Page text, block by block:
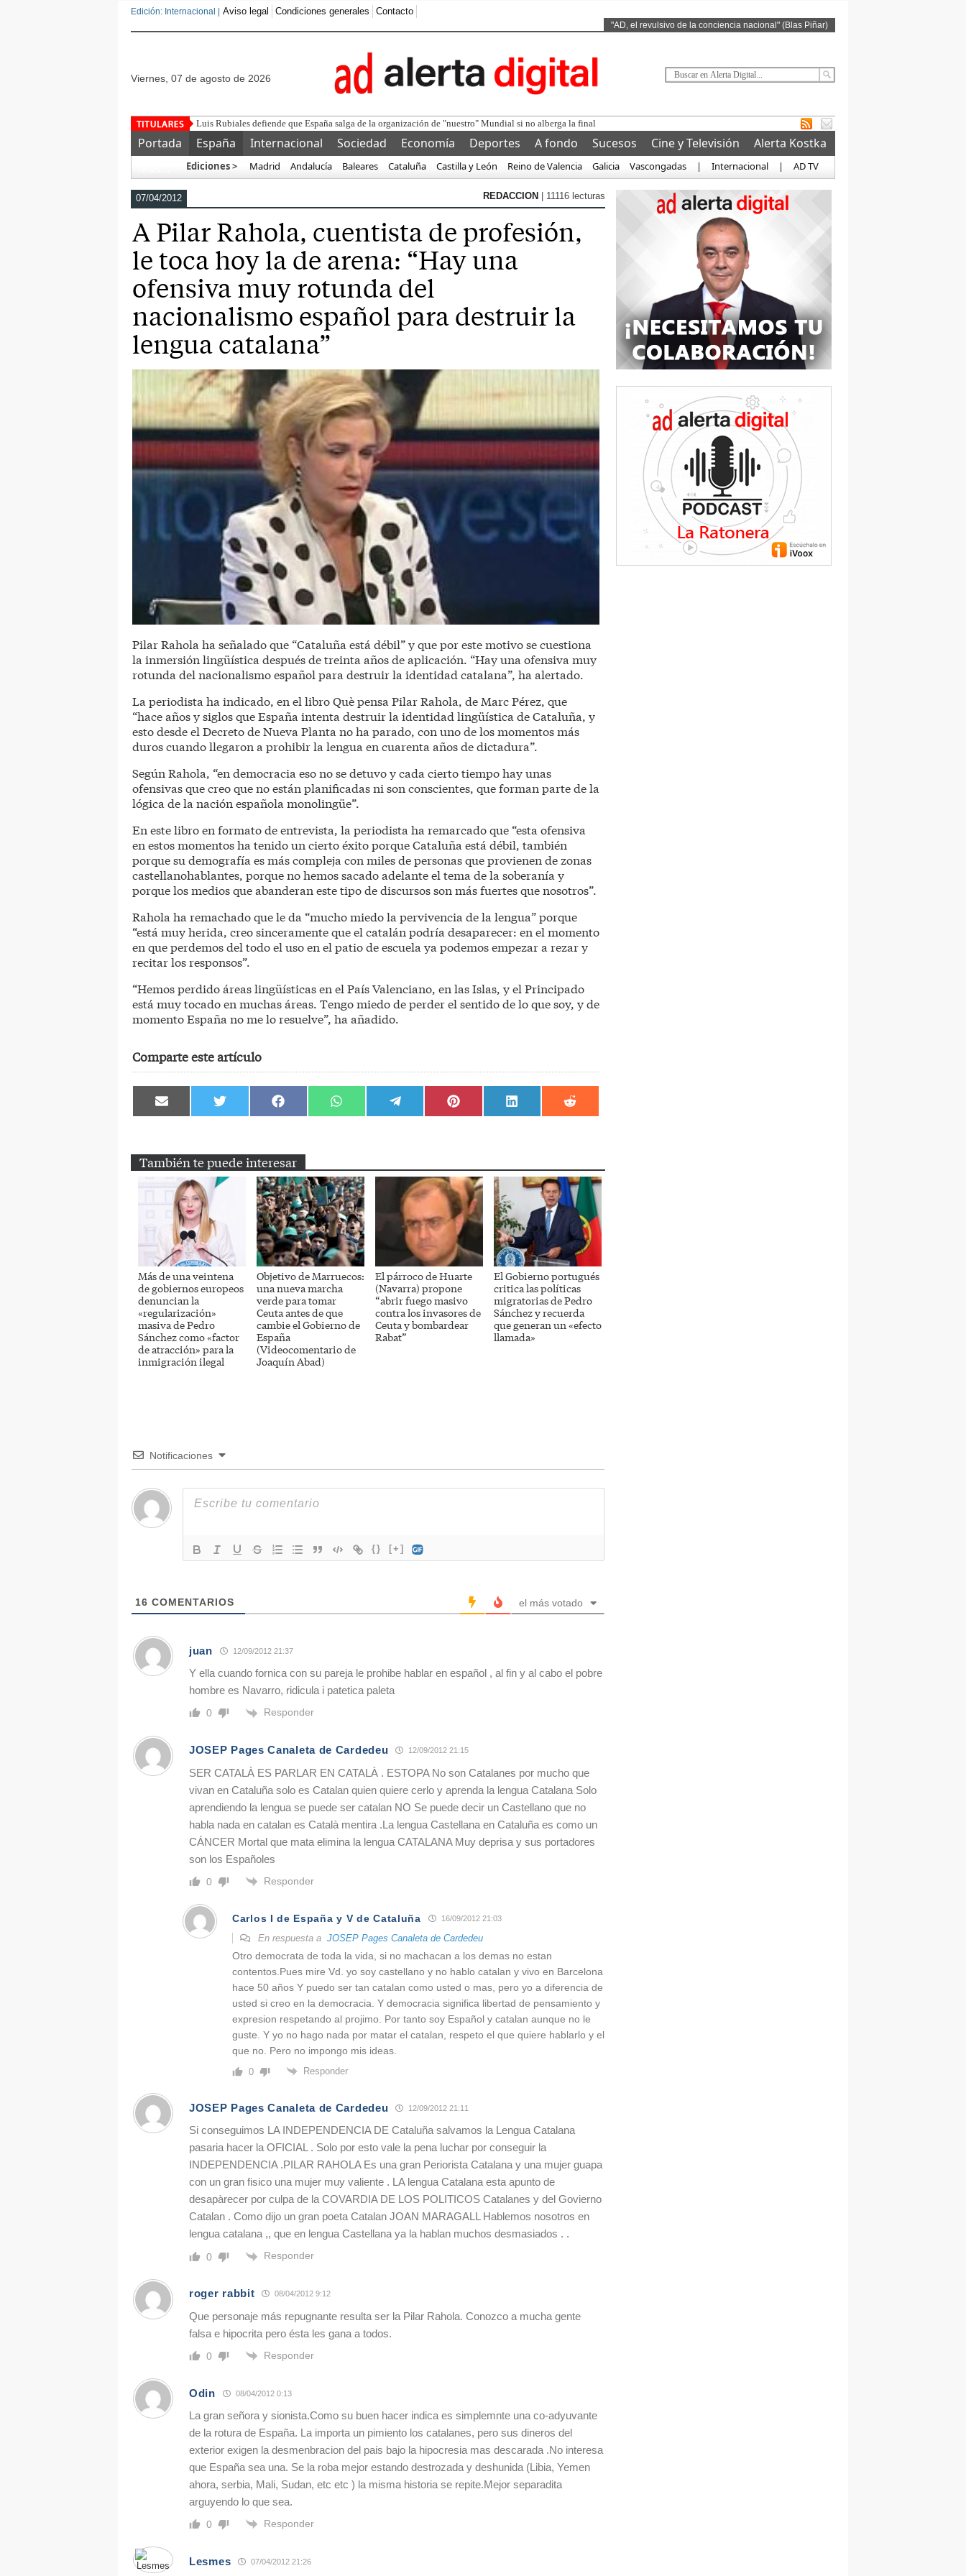
Edición: Internacional | Aviso legal Condiciones generales Contacto
"AD, el revulsivo de la conciencia nacional" (Blas Piñar)
viernes, 07 de agosto de 2026
¿Para qué sirve u
Portada España Internacional Sociedad Economía Deportes A fondo Sucesos Cine y Televisión
Alerta Kostka
Ediciones > Madrid Andalucía Baleares Cataluña Castilla y León Reino de Valencia Galicia Vascongadas | Internacional | AD TV
07/04/2012 REDACCION | 11116 lecturas
A Pilar Rahola, cuentista de profesión,
le toca hoy la de arena: “Hay una
ofensiva muy rotunda del
nacionalismo español para destruir la
lengua catalana”
Pilar Rahola ha señalado que “Cataluña está débil” y que por este motivo se cuestiona
la inmersión lingüística después de treinta años de aplicación. “Hay una ofensiva muy
rotunda del nacionalismo español para destruir la identidad catalana”, ha alertado.
La periodista ha indicado, en el libro Què pensa Pilar Rahola, de Marc Pérez, que
“hace años y siglos que España intenta destruir la identidad lingüística de Cataluña, y
esto desde el Decreto de Nueva Planta no ha parado, con uno de los momentos más
duros cuando llegaron a prohibir la lengua en cuarenta años de dictadura”.
Según Rahola, “en democracia eso no se detuvo y cada cierto tiempo hay unas
ofensivas que creo que no están planificadas ni son conscientes, que forman parte de la
lógica de la nación española monolingüe”.
En este libro en formato de entrevista, la periodista ha remarcado que “esta ofensiva
en estos momentos ha tenido un cierto éxito porque Cataluña está débil, también
porque su demografía es más compleja con miles de personas que provienen de zonas
castellanohablantes, porque no hemos sacado adelante el tema de la soberanía y
porque los medios que abanderan este tipo de discursos son más fuertes que nosotros”.
Rahola ha remachado que le da “mucho miedo la pervivencia de la lengua” porque
“está muy herida, creo sinceramente que el catalán podría desaparecer: en el momento
en que perdemos del todo el uso en el patio de escuela ya podemos empezar a rezar y
recitar los responsos”.
“Hemos perdido áreas lingüísticas en el País Valenciano, en las Islas, y el Principado
está muy tocado en muchas áreas. Tengo miedo de perder el sentido de lo que soy, y de
momento España no me lo resuelve”, ha añadido.
Comparte este artículo
Compartir
en
Compartir
en
Compartir
en
Compartir
en
Compartir
en
Compartir
en
Compartir
en
Compartir
en
También te puede interesar
Más de una veintena
de gobiernos europeos
denuncian la
«regularización»
masiva de Pedro
Sánchez como «factor
de atracción» para la
inmigración ilegal
Objetivo de Marruecos:
una nueva marcha
verde para tomar
Ceuta antes de que
cambie el Gobierno de
España
(Videocomentario de
Joaquín Abad)
El párroco de Huarte
(Navarra) propone
“abrir fuego masivo
contra los invasores de
Ceuta y bombardear
Rabat”
El Gobierno portugués
critica las políticas
migratorias de Pedro
Sánchez y recuerda
que generan un «efecto
llamada»
Notificaciones
{} [+]
16 COMENTARIOS el más votado
juan 12/09/2012 21:37
Y ella cuando fornica con su pareja le prohibe hablar en español , al fin y al cabo el pobre
hombre es Navarro, ridicula i patetica paleta
0 Responder
JOSEP Pages Canaleta de Cardedeu 12/09/2012 21:15
SER CATALÀ ES PARLAR EN CATALÀ . ESTOPA No son Catalanes por mucho que
vivan en Cataluña solo es Catalan quien quiere cerlo y aprenda la lengua Catalana Solo
aprendiendo la lengua se puede ser catalan NO Se puede decir un Castellano que no
habla nada en catalan es Català mentira .La lengua Castellana en Cataluña es como un
CÁNCER Mortal que mata elimina la lengua CATALANA Muy deprisa y sus portadores
son los Españoles
0 Responder
Carlos I de España y V de Cataluña 16/09/2012 21:03
En respuesta a JOSEP Pages Canaleta de Cardedeu
Otro democrata de toda la vida, si no machacan a los demas no estan
contentos.Pues mire Vd. yo soy castellano y no hablo catalan y vivo en Barcelona
hace 50 años Y puedo ser tan catalan como usted o mas, pero yo a diferencia de
usted si creo en la democracia. Y democracia significa libertad de pensamiento y
expresion respetando al projimo. Por tanto soy Español y catalan aunque no le
guste. Y yo no hago nada por matar el catalan, respeto el que quiere hablarlo y el
que no. Pero no impongo mis ideas.
0 Responder
JOSEP Pages Canaleta de Cardedeu 12/09/2012 21:11
Si conseguimos LA INDEPENDENCIA DE Cataluña salvamos la Lengua Catalana
pasaria hacer la OFICIAL . Solo por esto vale la pena luchar por conseguir la
INDEPENDENCIA .PILAR RAHOLA Es una gran Periorista Catalana y una mujer guapa
con un gran fisico una mujer muy valiente . LA lengua Catalana esta apunto de
desapàrecer por culpa de la COVARDIA DE LOS POLITICOS Catalanes y del Govierno
Catalan . Como dijo un gran poeta Catalan JOAN MARAGALL Hablemos nosotros en
lengua catalana ,, que en lengua Castellana ya la hablan muchos desmasiados . .
0 Responder
roger rabbit 08/04/2012 9:12
Que personaje más repugnante resulta ser la Pilar Rahola. Conozco a mucha gente
falsa e hipocrita pero ésta les gana a todos.
0 Responder
Odin 08/04/2012 0:13
La gran señora y sionista.Como su buen hacer indica es simplemnte una co-adyuvante
de la rotura de España. La importa un pimiento los catalanes, pero sus dineros del
exterior exigen la desmenbracion del pais bajo la hipocresia mas descarada .No interesa
que España sea una. Se la roba mejor estando destrozada y deshunida (Libia, Yemen
ahora, serbia, Mali, Sudan, etc etc ) la misma historia se repite.Mejor separadita
arguyendo lo que sea.
0 Responder
Lesmes 07/04/2012 21:26